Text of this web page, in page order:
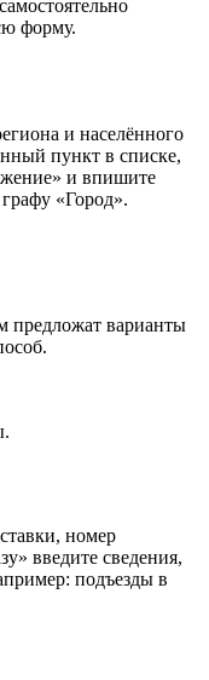
форму.
и населённого
пункт в списке,
и впишите
«Город».
предложат варианты
номер
введите сведения,
подъезды в